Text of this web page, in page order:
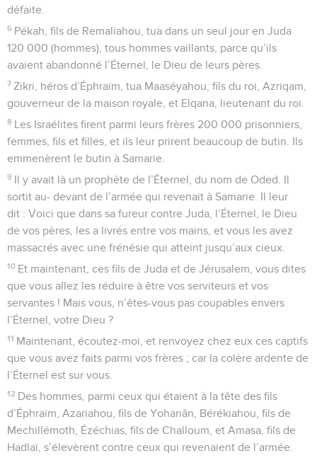
défaite.
6 Pékah, fils de Remaliahou, tua dans un seul jour en Juda
120 000 (hommes), tous hommes vaillants, parce qu’ils
avaient abandonné l’Éternel, le Dieu de leurs pères.
7 Zikri, héros d’Éphraïm, tua Maaséyahou, fils du roi, Azriqam,
gouverneur de la maison royale, et Elqana, lieutenant du roi.
8 Les Israélites firent parmi leurs frères 200 000 prisonniers,
femmes, fils et filles, et ils leur prirent beaucoup de butin. Ils
emmenèrent le butin à Samarie.
9 Il y avait là un prophète de l’Éternel, du nom de Oded. Il
sortit au- devant de l’armée qui revenait à Samarie. Il leur
dit : Voici que dans sa fureur contre Juda, l’Éternel, le Dieu
de vos pères, les a livrés entre vos mains, et vous les avez
massacrés avec une frénésie qui atteint jusqu’aux cieux.
10 Et maintenant, ces fils de Juda et de Jérusalem, vous dites
que vous allez les réduire à être vos serviteurs et vos
servantes ! Mais vous, n’êtes-vous pas coupables envers
l’Éternel, votre Dieu ?
11 Maintenant, écoutez-moi, et renvoyez chez eux ces captifs
que vous avez faits parmi vos frères ; car la colère ardente de
l’Éternel est sur vous.
12 Des hommes, parmi ceux qui étaient à la tête des fils
d’Éphraïm, Azariahou, fils de Yohanân, Bérékiahou, fils de
Mechillémoth, Ézéchias, fils de Challoum, et Amasa, fils de
Hadlaï, s’élevèrent contre ceux qui revenaient de l’armée.